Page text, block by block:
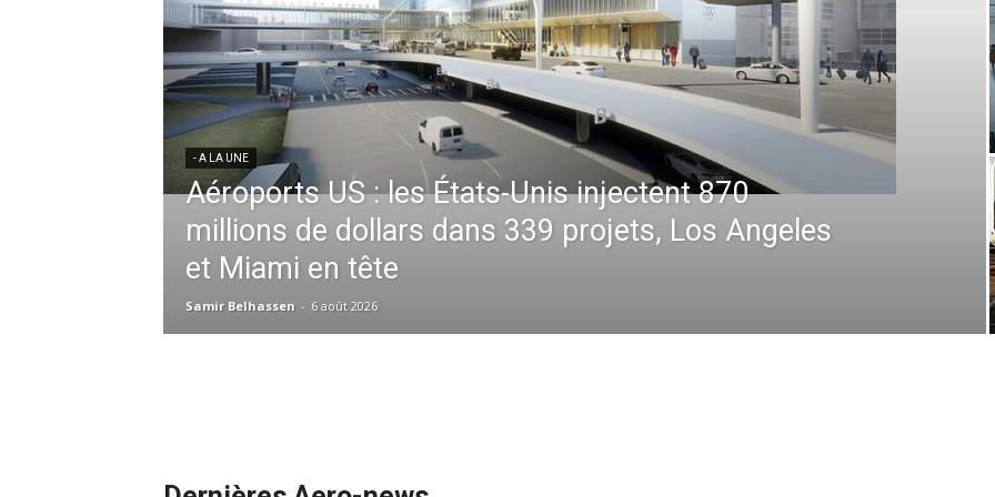
- A LA UNE
Météo aéronautique 2026 : De la prévision à
l’anticipation absolue, comment la technologie
redéfinit les opérations en plein ciel et au sol
Samir Belhassen - 24 juillet 2026